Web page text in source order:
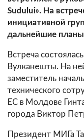
Sudului». На
инициативной
дальнейшие планы
Встреча
Вулканешты. На
заместитель
технического
ЕС в Молдове
города Виктор
Президент МИГа